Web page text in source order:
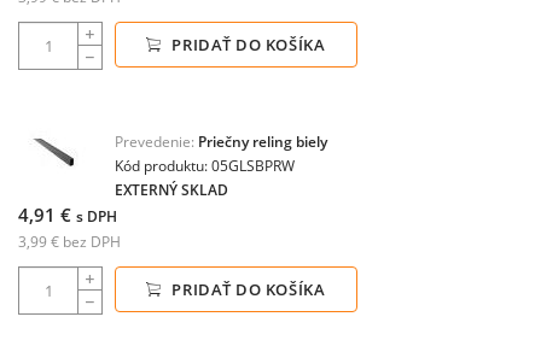
PRIDAŤ DO KOŠÍKA
Prevedenie: Priečny reling biely
Kód produktu: 05GLSBPRW
EXTERNÝ SKLAD
4,91 € s DPH
3,99 € bez DPH
PRIDAŤ DO KOŠÍKA